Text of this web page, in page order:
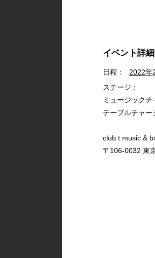
イベント詳細
日程： 2022年
ステージ :
ミュージックチ
テーブルチャー
club t music &
〒106-0032 東